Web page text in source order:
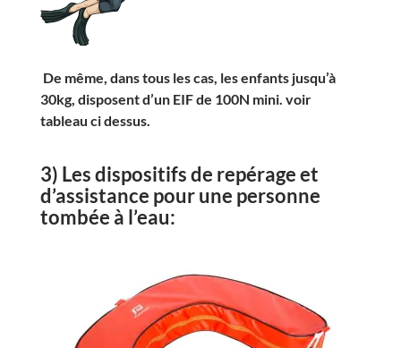
De même, dans tous les cas, les enfants jusqu’à
30kg, disposent d’un EIF de 100N mini. voir
tableau ci dessus.
3) Les dispositifs de repérage et
d’assistance pour une personne
tombée à l’eau: